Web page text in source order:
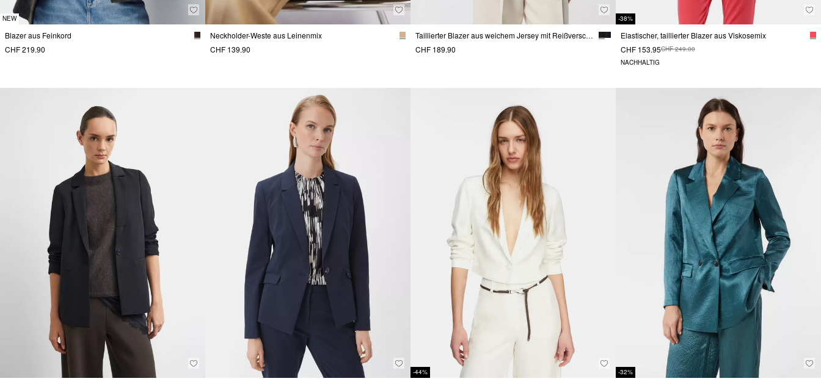
NEW
Blazer aus Feinkord
CHF 219.90
Neckholder-Weste aus Leinenmix
CHF 139.90
Taillierter Blazer aus weichem Jersey mit Reißverschlusstaschen
CHF 189.90
-38%
Elastischer, taillierter Blazer aus Viskosemix
CHF 153.95CHF 249.00
NACHHALTIG
-44% -32%